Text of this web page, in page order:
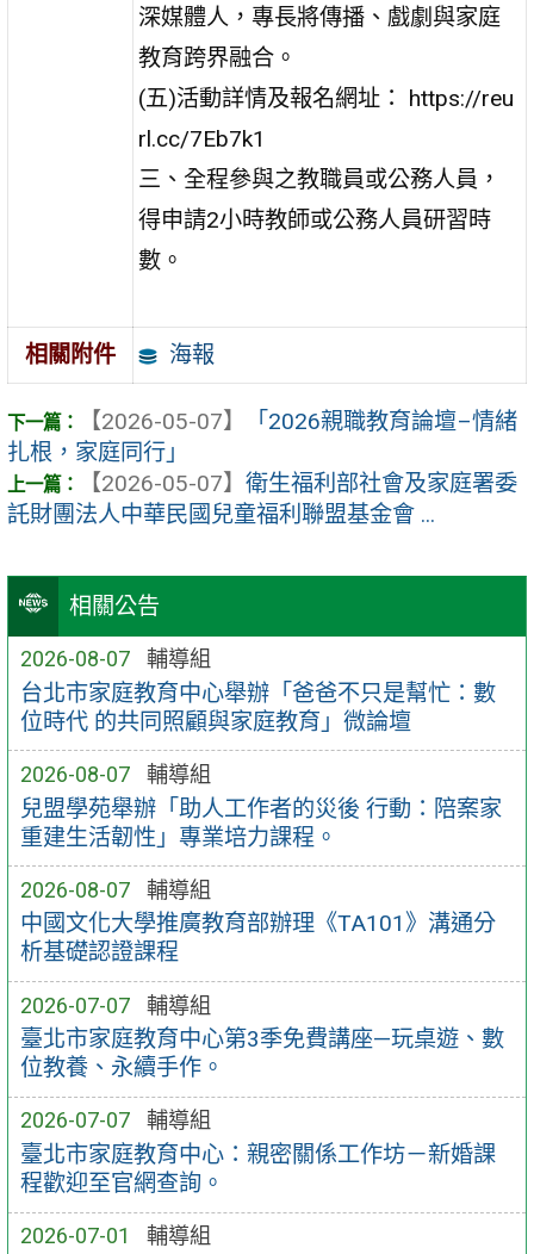
相關公告
2026-08-07 輔導組
台北市家庭教育中心舉辦「爸爸不只是幫忙：數
位時代 的共同照顧與家庭教育」微論壇
2026-08-07 輔導組
兒盟學苑舉辦「助人工作者的災後 行動：陪案家
重建生活韌性」專業培力課程。
2026-08-07 輔導組
中國文化大學推廣教育部辦理《TA101》溝通分
析基礎認證課程
2026-07-07 輔導組
臺北市家庭教育中心第3季免費講座—玩桌遊、數
位教養、永續手作。
2026-07-07 輔導組
臺北市家庭教育中心：親密關係工作坊－新婚課
程歡迎至官網查詢。
2026-07-01 輔導組
深媒體人，專長將傳播、戲劇與家庭
教育跨界融合。
(五)活動詳情及報名網址： https://reu
rl.cc/7Eb7k1
三、全程參與之教職員或公務人員，
得申請2小時教師或公務人員研習時
數。
相關附件 海報
【2026-05-07】
「2026親職教育論壇–情緒
扎根，家庭同行」
【2026-05-07】 衛生福利部社會及家庭署委
託財團法人中華民國兒童福利聯盟基金會 ...